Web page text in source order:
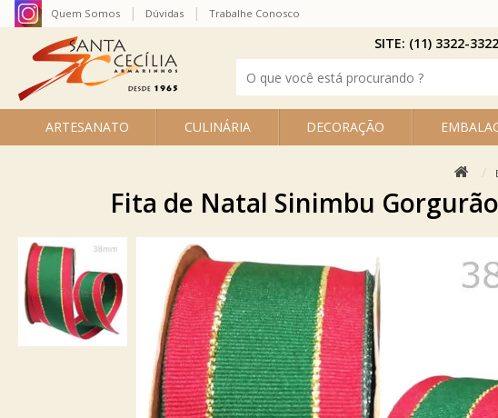
ARTESANATO CULINÁRIA DECORAÇÃO
Quem Somos Dúvidas Trabalhe Conosco
SITE: (11) 3322-
Fita de Natal Sinimbu